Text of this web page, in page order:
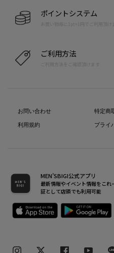
ポイントシステム
お買い物毎に1pt=1円でご利用頂け
ご利用方法
ご利用方法をご確認頂けます
お問い合わせ
利用規約
特定商
プライ
MEN’SBIGI公式アプリ
最新情報やイベント情報をこれ
証として店頭でも利用可能